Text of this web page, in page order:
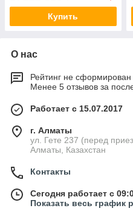
Купить
О нас
Рейтинг не сформирован
Менее 5 отзывов за
Работает с 15.07.2017
г. Алматы
ул. Гете 237 (перед
Алматы, Казахстан
Контакты
Сегодня работает с
Показать весь график